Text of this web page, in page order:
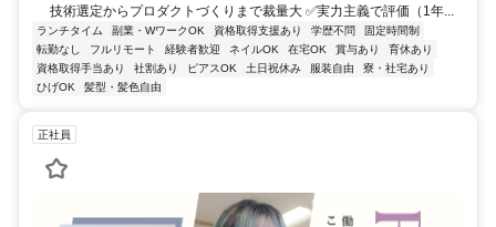
技術選定からプロダクトづくりまで裁量大 ✅実力主義で評価（1年...
ランチタイム 副業・WワークOK 資格取得支援あり 学歴不問
固定時間制
転勤なし
フルリモート 経験者歓迎 ネイルOK 在宅OK 賞与あり
育休あり
資格取得手当あり
社割あり ピアスOK 土日祝休み 服装自由
寮・社宅あり
ひげOK
髪型・髪色自由
正社員